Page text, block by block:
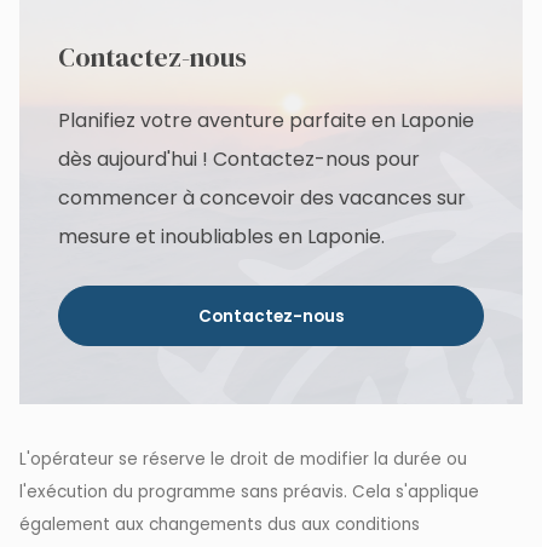
Contactez-nous
Planifiez votre aventure parfaite en Laponie
dès aujourd'hui ! Contactez-nous pour
commencer à concevoir des vacances sur
mesure et inoubliables en Laponie.
Contactez-nous
L'opérateur se réserve le droit de modifier la durée ou
l'exécution du programme sans préavis. Cela s'applique
également aux changements dus aux conditions